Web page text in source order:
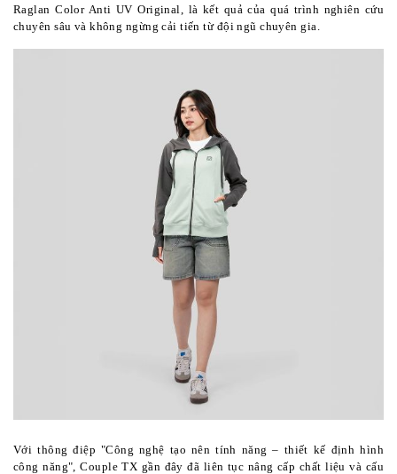
Raglan Color Anti UV Original, là kết quả của quá trình nghiên cứu
chuyên sâu và không ngừng cải tiến từ đội ngũ chuyên gia.
Với thông điệp "Công nghệ tạo nên tính năng – thiết kế định hình
công năng", Couple TX gần đây đã liên tục nâng cấp chất liệu và cấu